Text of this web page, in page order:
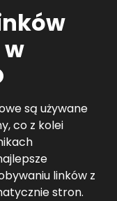
są używane
co z kolei
linków z
stron.